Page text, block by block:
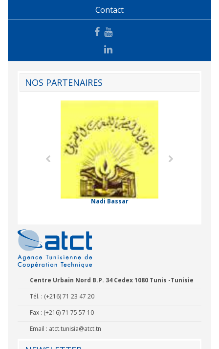
Contact
NOS PARTENAIRES
Nadi Bassar
Centre Urbain Nord B.P. 34 Cedex 1080 Tunis -Tunisie
Tél. : (+216) 71 23 47 20
Fax : (+216) 71 75 57 10
Email : atct.tunisia@atct.tn